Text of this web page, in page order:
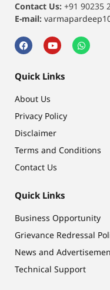
Contact Us: +91 90235
E-mail:
Quick Links
About Us
Privacy Policy
Disclaimer
Terms and Conditions
Contact Us
Quick Links
Business Opportunity
Grievance Redressal
News and
Technical Support